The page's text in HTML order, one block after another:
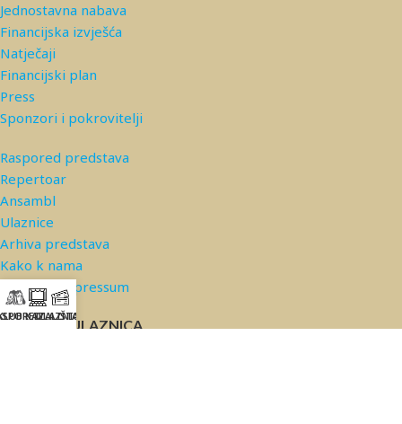
Jednostavna nabava
Financijska izvješća
Natječaji
Financijski plan
Press
Sponzori i pokrovitelji
Raspored predstava
Repertoar
Ansambl
Ulaznice
Arhiva predstava
Kako k nama
Kontakt/Impressum
PRODAJA ULAZNICA
KAZALIŠTA
ULAZNICE